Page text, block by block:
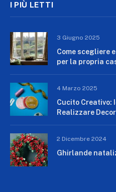
I PIÙ LETTI
3 Giugno 2025
Come scegliere
per la propria
4 Marzo 2025
Cucito Creativo:
Realizzare
2 Dicembre 2024
Ghirlande